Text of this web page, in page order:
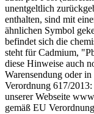
unentgeltlich
enthalten, sind mit
ähnlichen Symbol
befindet sich die
steht für Cadmium,
diese Hinweise auch
Warensendung oder
Verordnung 617/
unserer Webseite
gemäß EU